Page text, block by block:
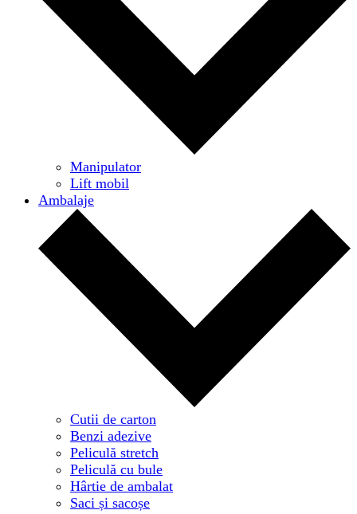
Manipulator
Lift mobil
Ambalaje
Cutii de carton
Benzi adezive
Peliculă stretch
Peliculă cu bule
Hârtie de ambalat
Saci și sacoșe